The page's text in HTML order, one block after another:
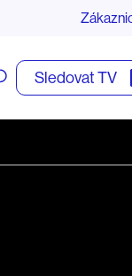
Otevřít
vyhledávání
Sledovat TV